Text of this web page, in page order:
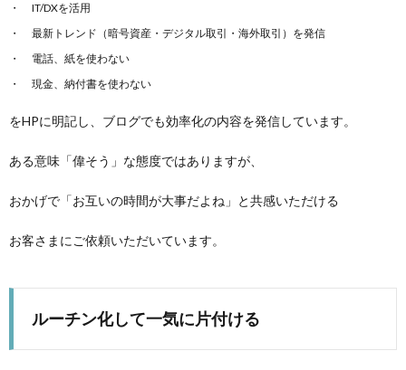
IT/DXを活用
最新トレンド（暗号資産・デジタル取引・海外取引）を発信
電話、紙を使わない
現金、納付書を使わない
をHPに明記し、ブログでも効率化の内容を発信しています。
ある意味「偉そう」な態度ではありますが、
おかげで「お互いの時間が大事だよね」と共感いただける
お客さまにご依頼いただいています。
ルーチン化して一気に片付ける